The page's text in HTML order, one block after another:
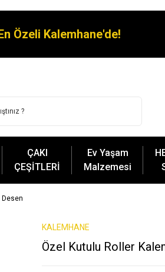
Özeli Kalemhane'de!
ÇAKI
ÇEŞİTLERİ
Ev Yaşam
Malzemesi
Desen
KALEMHANE
Özel Kutulu Roller